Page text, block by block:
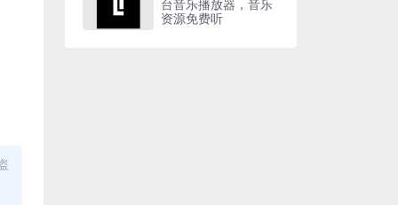
台音乐播放器，音乐
资源免费听